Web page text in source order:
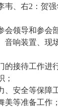
、右2：贺强
会领导和参会
音响装置、
的接待工作进
；
安全等保障
美等准备工作；